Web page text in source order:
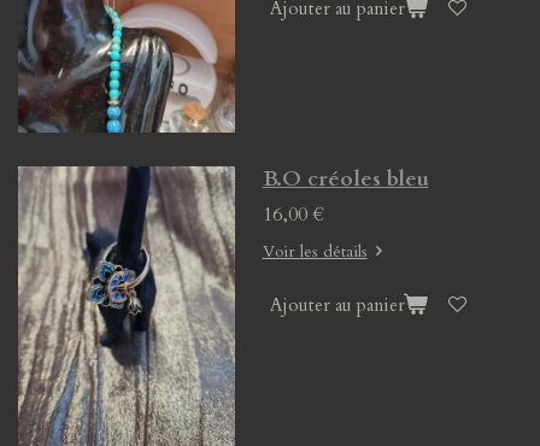
Ajouter au panier
B.O créoles bleu
16,00 €
Voir les détails
Ajouter au panier